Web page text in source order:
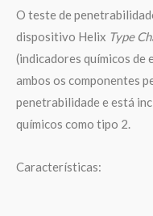
O teste de
dispositivo Helix Type
(indicadores químicos de
ambos os componentes
penetrabilidade e está
químicos como tipo 2.
Características: